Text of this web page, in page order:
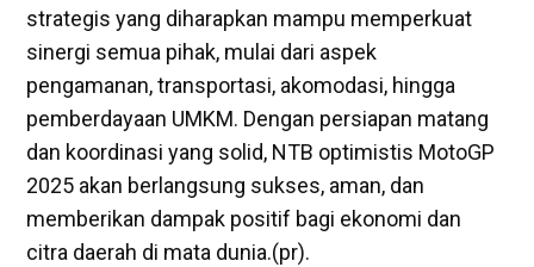
strategis yang diharapkan mampu memperkuat
sinergi semua pihak, mulai dari aspek
pengamanan, transportasi, akomodasi, hingga
pemberdayaan UMKM. Dengan persiapan matang
dan koordinasi yang solid, NTB optimistis MotoGP
2025 akan berlangsung sukses, aman, dan
memberikan dampak positif bagi ekonomi dan
citra daerah di mata dunia.(pr).